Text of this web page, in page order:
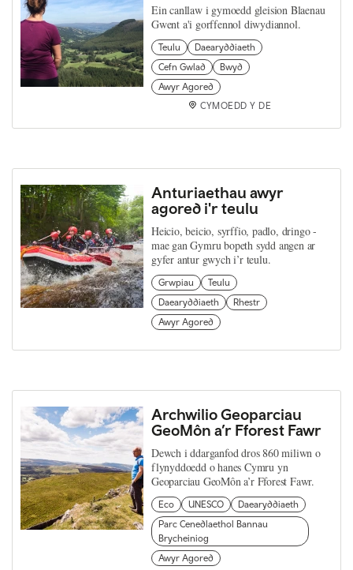
Ein canllaw i gymoedd gleision Blaenau
Gwent a'i gorffennol diwydiannol.
Teulu
Daearyddiaeth
Cefn Gwlad
Bwyd
Awyr Agored
CYMOEDD Y DE
Anturiaethau awyr
agored i'r teulu
Heicio, beicio, syrffio, padlo, dringo -
mae gan Gymru bopeth sydd angen ar
gyfer antur gwych i’r teulu.
Grwpiau
Teulu
Daearyddiaeth
Rhestr
Awyr Agored
Archwilio Geoparciau
GeoMôn a’r Fforest Fawr
Dewch i ddarganfod dros 860 miliwn o
flynyddoedd o hanes Cymru yn
Geoparciau GeoMôn a’r Fforest Fawr.
Eco UNESCO
Daearyddiaeth
Parc Cenedlaethol Bannau
Brycheiniog
Awyr Agored